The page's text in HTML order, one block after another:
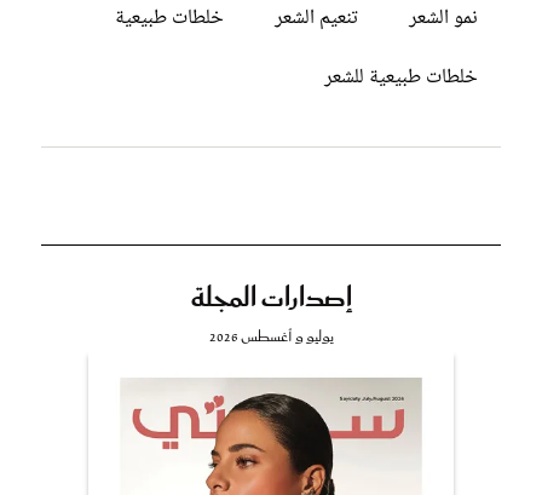
نمو الشعر
تنعيم الشعر
خلطات طبيعية
خلطات طبيعية للشعر
إصدارات المجلة
يوليو و أغسطس 2026